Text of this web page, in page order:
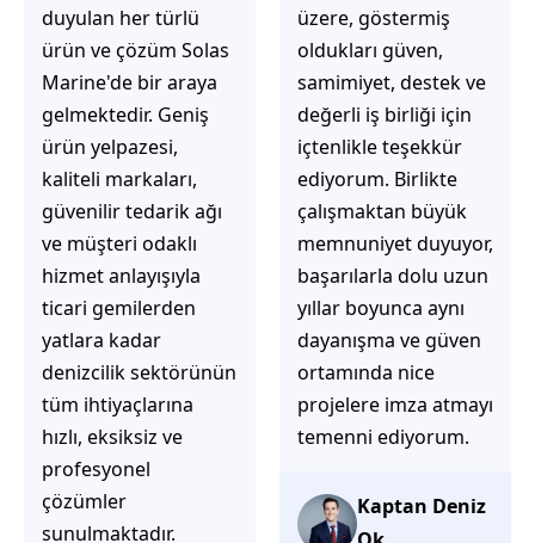
üzere, göstermiş
oldukları güven,
samimiyet, destek ve
değerli iş birliği için
içtenlikle teşekkür
ediyorum. Birlikte
çalışmaktan büyük
memnuniyet duyuyor,
başarılarla dolu uzun
yıllar boyunca aynı
dayanışma ve güven
ortamında nice
projelere imza atmayı
temenni ediyorum.
Kaptan Deniz
çözüm üretmeye
odaklı olduğunu
hemen fark
ediyorsunuz.
İhtiyaçlarınıza hızlı ve
doğru çözümler
sunmaya çalışıyorlar.
Müşteri
memnuniyetini ön
planda tutan
yaklaşımları, ilgili
iletişimleri ve
güvenilir hizmet
anlayışları sayesinde
başarılı bir ekip
olduklarını